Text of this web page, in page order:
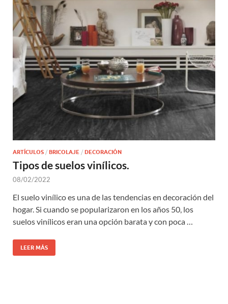
ARTÍCULOS / BRICOLAJE / DECORACIÓN
Tipos de suelos vinílicos.
08/02/2022
El suelo vinílico es una de las tendencias en decoración del
hogar. Si cuando se popularizaron en los años 50, los
suelos vinílicos eran una opción barata y con poca …
LEER MÁS